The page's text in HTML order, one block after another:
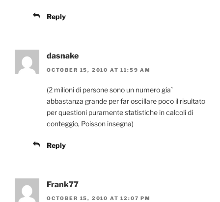
Reply
dasnake
OCTOBER 15, 2010 AT 11:59 AM
(2 milioni di persone sono un numero gia`
abbastanza grande per far oscillare poco il risultato
per questioni puramente statistiche in calcoli di
conteggio, Poisson insegna)
Reply
Frank77
OCTOBER 15, 2010 AT 12:07 PM